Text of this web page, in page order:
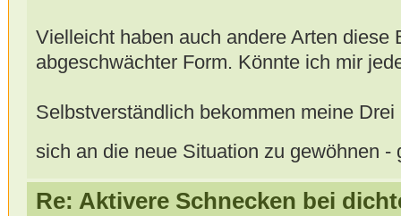
Vielleicht haben auch andere Arten diese
abgeschwächter Form. Könnte ich mir
Selbstverständlich bekommen meine
sich an die neue Situation zu gewöhnen
Re: Aktivere Schnecken bei